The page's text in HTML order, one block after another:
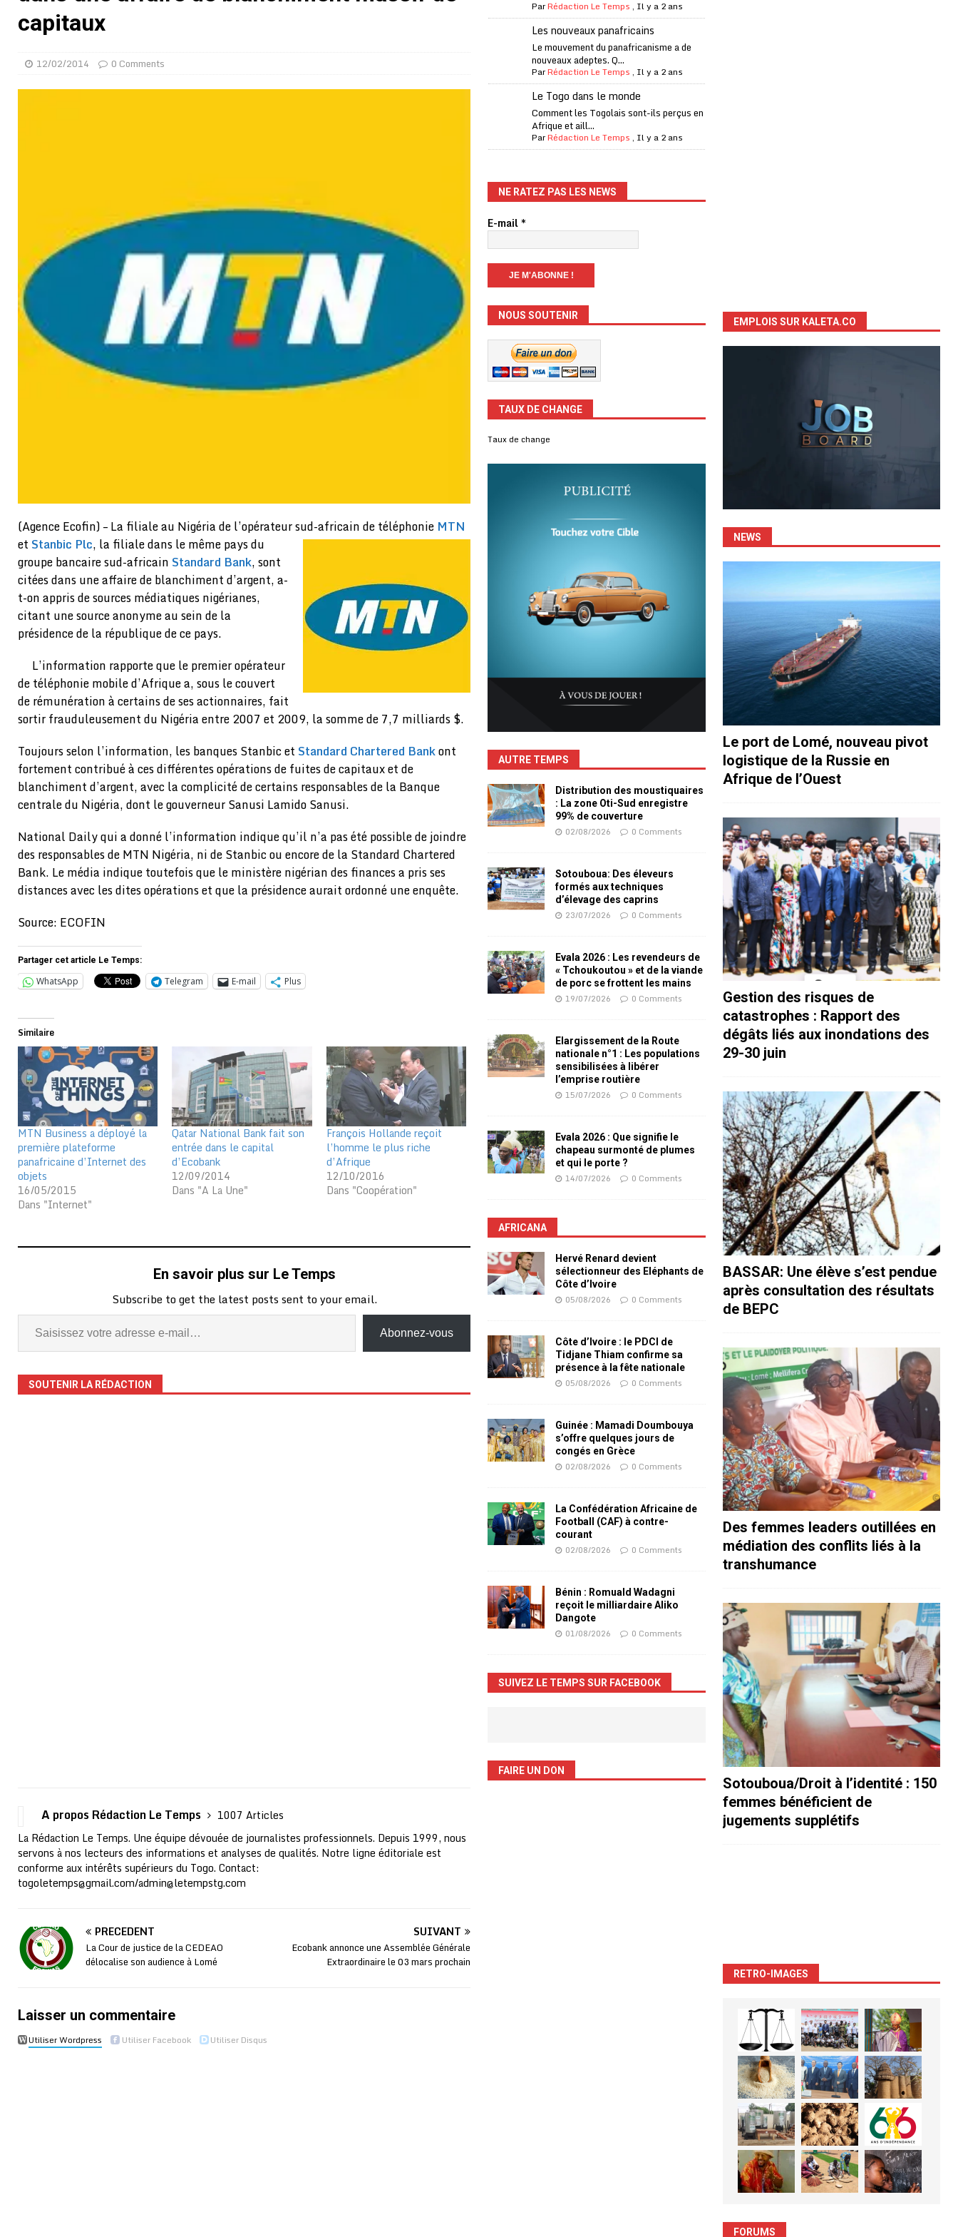
A LA UNE
[ 01/08/2026 ] Quatre candidats à la succession d’Infantino à la tête de la FIFA
[ 01/08/2026 ] Bénin : Romuald Wadagni reçoit le milliardaire Aliko Dangote
A LA UNE
A LA UNE
Projet d’investisseurs à la Fifa: l’UEFA menace à «l’unanimité» d’un boycott des Coupes du monde
BUSINESS
[ 30/07/2026 ] Mali : au moins 19 soldats exécutés, Amnesty International exige une enquête
[ 05/08/2026 ]
Hervé Renard devient sélectionneur des Eléphants de Côte d’Ivoire A LA UNE
capitaux
12/02/2014 0 Comments
(Agence Ecofin) – La filiale au Nigéria de l’opérateur sud-africain detéléphonie MTN
et Stanbic Plc, la filiale dans le même pays du
groupe bancaire sud-africain Standard Bank, sont
citées dans une affaire de blanchiment d’argent, a-
t-on appris de sources médiatiques nigérianes,
citant une source anonyme au sein de la
présidence de la république de ce pays.
L’information rapporte que le premier opérateur
de téléphonie mobile d’Afrique a, sous le couvert
de rémunération à certains de ses actionnaires, fait
sortir frauduleusement du Nigéria entre 2007 et 2009, la somme de 7,7 milliards $.
Toujours selon l’information, les banques Stanbic et Standard Chartered Bankont
fortement contribué à ces différentes opérations de fuites de capitaux et de
blanchiment d’argent, avec la complicité de certains responsables de la Banque
centrale du Nigéria, dont le gouverneur Sanusi Lamido Sanusi.
National Daily qui a donné l’information indique qu’il n’a pas été possible de joindre
des responsables de MTN Nigéria, ni de Stanbic ou encore de la Standard Chartered
Bank. Le média indique toutefois que le ministère nigérian des finances a pris ses
distances avec les dites opérations et que la présidence aurait ordonné une enquête.
Source: ECOFIN
Partager cet article Le Temps:
WhatsApp Telegram E-mail Plus
Similaire
MTN Business a déployé la
première plateforme
panafricaine d’Internet des
objets
16/05/2015
Dans "Internet"
Qatar National Bank fait son
entrée dans le capital
d’Ecobank
12/09/2014
Dans "A La Une"
François Hollande reçoit
l’homme le plus riche
d’Afrique
12/10/2016
Dans "Coopération"
En savoir plus sur Le Temps
Subscribe to get the latest posts sent to your email.
Abonnez-vous
SOUTENIR LA RÉDACTION
A propos Rédaction Le Temps
1007 Articles
La Rédaction Le Temps. Une équipe dévouée de journalistes professionnels. Depuis 1999, nous
servons à nos lecteurs des informations et analyses de qualités. Notre ligne éditoriale est
conforme aux intérêts supérieurs du Togo. Contact:
togoletemps@gmail.com/admin@letempstg.com
PRÉCÉDENT
La Cour de justice de la CEDEAO
délocalise son audience à Lomé
SUIVANT
Ecobank annonce une Assemblée Générale
Extraordinaire le 03 mars prochain
Laisser un commentaire
Utiliser Wordpress Utiliser Facebook Utiliser Disqus
ParRédaction Le Temps , Il y a 2 ans
Les nouveaux panafricains
Le mouvement du panafricanisme a de
nouveaux adeptes. Q...
ParRédaction Le Temps , Il y a 2 ans
Le Togo dans le monde
Comment les Togolais sont-ils perçus en
Afrique et aill...
ParRédaction Le Temps , Il y a 2 ans
NE RATEZ PAS LES NEWS
E-mail*
NOUS SOUTENIR
TAUX DE CHANGE
Taux de change
AUTRE TEMPS
Distribution des moustiquaires
: La zone Oti-Sud enregistre
99% de couverture
02/08/2026 0 Comments
Sotouboua: Des éleveurs
formés aux techniques
d’élevage des caprins
23/07/2026 0 Comments
Evala 2026 : Les revendeurs de
« Tchoukoutou » et de la viande
de porc se frottent les mains
19/07/2026 0 Comments
Elargissement de la Route
nationale n°1 : Les populations
sensibilisées à libérer
l’emprise routière
15/07/2026 0 Comments
Evala 2026 : Que signifie le
chapeau surmonté de plumes
et qui le porte ?
14/07/2026 0 Comments
AFRICANA
Hervé Renard devient
sélectionneur des Eléphants de
Côte d’Ivoire
05/08/2026 0 Comments
Côte d’Ivoire : le PDCI de
Tidjane Thiam confirme sa
présence à la fête nationale
05/08/2026 0 Comments
Guinée : Mamadi Doumbouya
s’offre quelques jours de
congés en Grèce
02/08/2026 0 Comments
La Confédération Africaine de
Football (CAF) à contre-
courant
02/08/2026 0 Comments
Bénin : Romuald Wadagni
reçoit le milliardaire Aliko
Dangote
01/08/2026 0 Comments
SUIVEZ LE TEMPS SUR FACEBOOK
FAIRE UN DON
EMPLOIS SUR KALETA.CO
NEWS
Le port de Lomé, nouveau pivot
logistique de la Russie en
Afrique de l’Ouest
Gestion des risques de
catastrophes : Rapport des
dégâts liés aux inondations des
29-30 juin
BASSAR: Une élève s’est pendue
après consultation des résultats
de BEPC
Des femmes leaders outillées en
médiation des conflits liés à la
transhumance
Sotouboua/Droit à l’identité : 150
femmes bénéficient de
jugements supplétifs
RETRO-IMAGES
FORUMS